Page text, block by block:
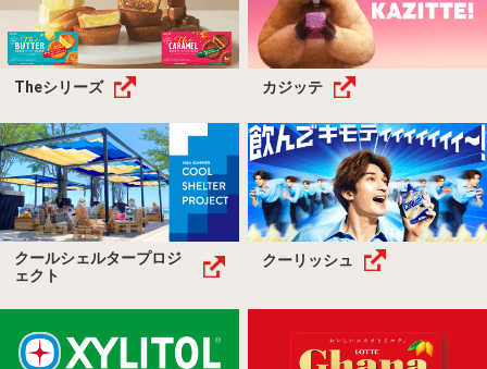
Theシリーズ カジッテ
クールシェルタープロジ
ェクト
クーリッシュ